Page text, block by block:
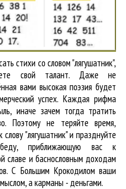
стихи со словом "лягушатник",
свой талант. Даже не
вами высокая поэзия будет
успех. Каждая рифма
иначе зачем тогда тратить
Поэтому не теряйте время,
"лягушатник" и празднуйте
приближающую вас к
славе и баснословным доходам
С Большим Крокодилом ваши
а карманы - деньгами.